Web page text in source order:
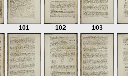
101 102 103